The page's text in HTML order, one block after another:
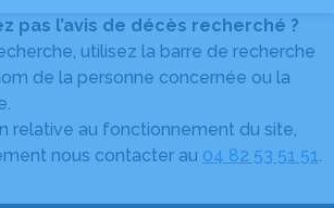
pas l’avis de décès recherché ?
utilisez la barre de recherche
de la personne concernée ou la
relative au fonctionnement du site,
nous contacter au 04 82 53 51 51.